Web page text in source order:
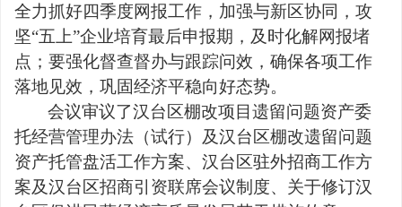
全力抓好四季度网报工作，加强与新区协同，攻
坚“五上”企业培育最后申报期，及时化解网报堵
点；要强化督查督办与跟踪问效，确保各项工作
落地见效，巩固经济平稳向好态势。
会议审议了汉台区棚改项目遗留问题资产委
托经营管理办法（试行）及汉台区棚改遗留问题
资产托管盘活工作方案、汉台区驻外招商工作方
案及汉台区招商引资联席会议制度、关于修订汉